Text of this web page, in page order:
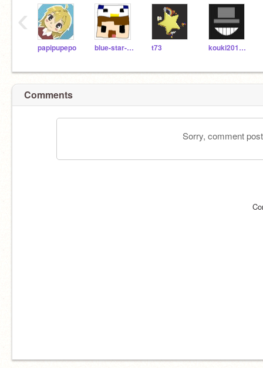
papipupepo blue-star-ren t73 kouki20100529
‹
Comments
Sorry, comment